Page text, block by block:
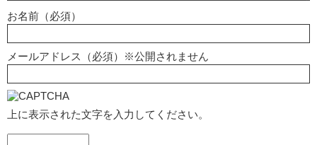
お名前（必須）
メールアドレス（必須）※公開されません
上に表示された文字を入力してください。